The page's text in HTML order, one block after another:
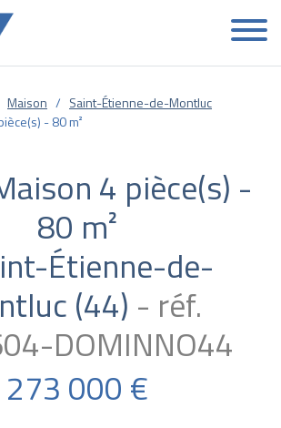
Maison
Saint-Étienne-de-Montluc
- 80 m²
4 pièce(s) -
80 m²
Étienne-de-
(44) réf.
DOMINNO44
273 000 €